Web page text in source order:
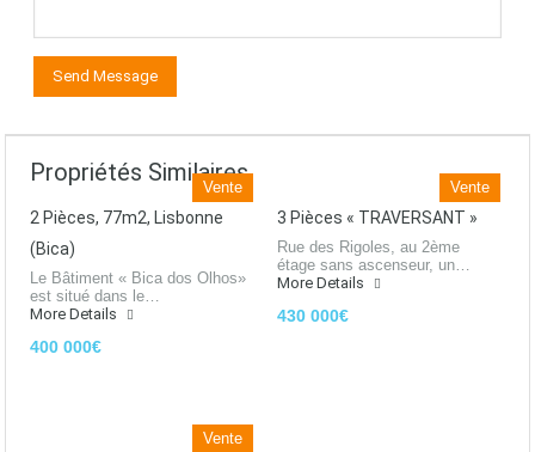
Propriétés Similaires
Vente
2 Pièces, 77m2, Lisbonne
(Bica)
Le Bâtiment « Bica dos Olhos»
est situé dans le…
More Details
400 000€
Vente
3 Pièces « TRAVERSANT »
Rue des Rigoles, au 2ème
étage sans ascenseur, un…
More Details
430 000€
Vente